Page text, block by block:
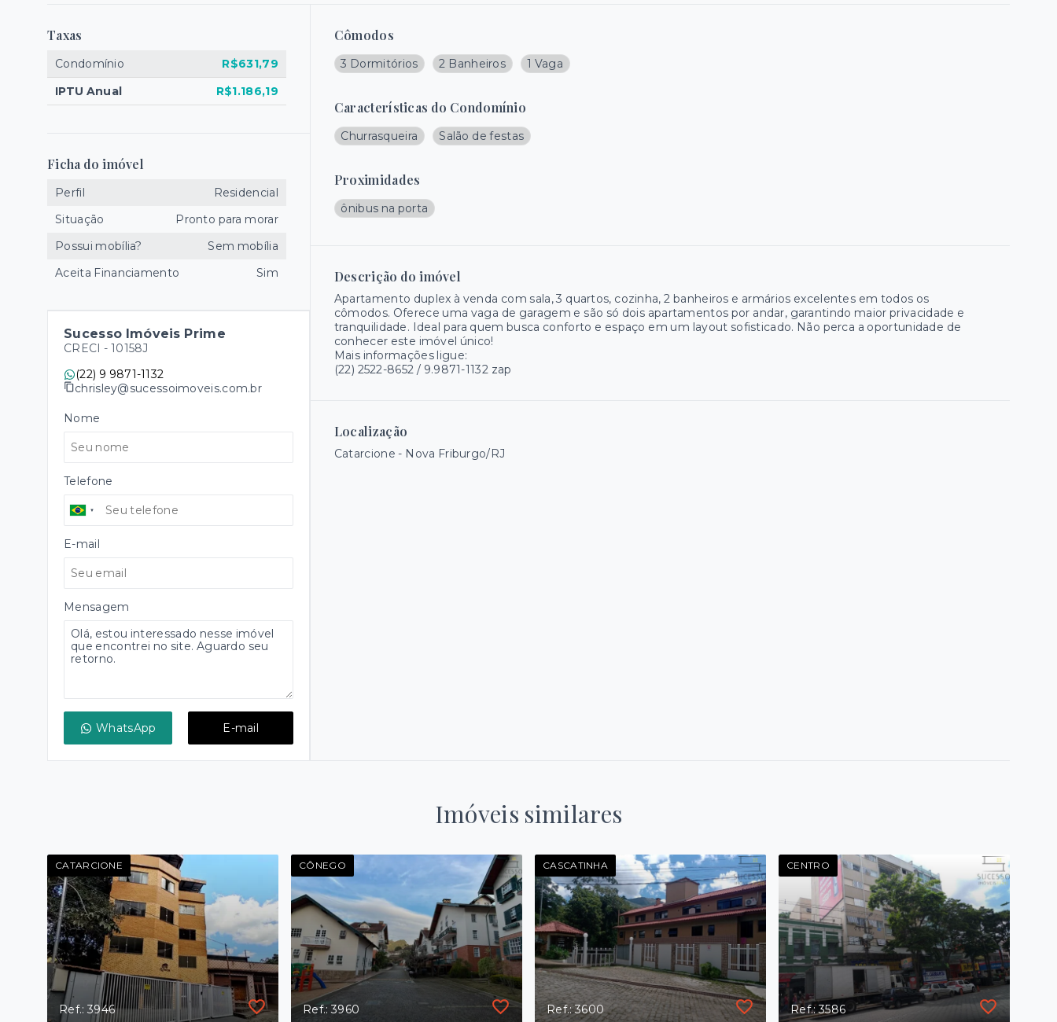
Cômodos
3 Dormitórios 2 Banheiros 1 Vaga
Características do Condomínio
Churrasqueira Salão de festas
Proximidades
ônibus na porta
Descrição do imóvel
Apartamento duplex à venda com sala, 3 quartos, cozinha, 2 banheiros e armários excelentes em todos os
cômodos. Oferece uma vaga de garagem e são só dois apartamentos por andar, garantindo maior privacidade e
tranquilidade. Ideal para quem busca conforto e espaço em um layout sofisticado. Não perca a oportunidade de
conhecer este imóvel único!
Mais informações ligue:
(22) 2522-8652 / 9.9871-1132 zap
Localização
Catarcione - Nova Friburgo/RJ
Taxas
Condomínio
R$631,79
IPTU Anual
R$1.186,19
Ficha do imóvel
Perfil
Residencial
Situação
Pronto para morar
Possui mobília?
Sem mobília
Aceita Financiamento
Sim
Sucesso Imóveis Prime
CRECI - 10158J
(22) 9 9871-1132
chrisley@sucessoimoveis.com.br
Nome
Telefone
E-mail
Mensagem
WhatsApp E-mail
Imóveis similares
CATARCIONE
Ref.: 3946
CÔNEGO
Ref.: 3960
CASCATINHA
Ref.: 3600
CENTRO
Ref.: 3586